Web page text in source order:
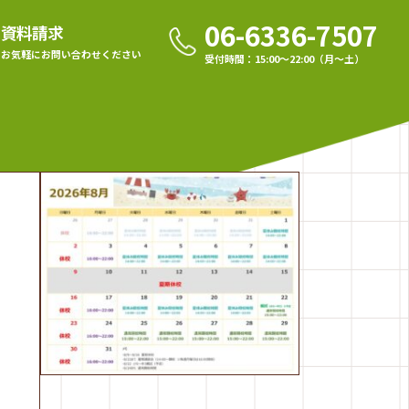
資料請求
お気軽にお問い合わせください 06-6336-7507
受付時間：15:00〜22:00（月〜土）